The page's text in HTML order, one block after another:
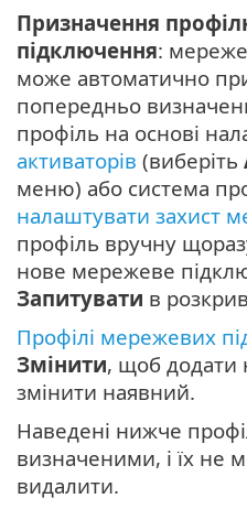
Призначення
підключення:
може автоматично
попередньо
профіль на основі
активаторів (виберіть
меню) або система
налаштувати захист
профіль вручну
нове мережеве
Запитувати в
Профілі мережевих
Змінити, щоб додати
змінити наявний.
Наведені нижче
визначеними, і їх не
видалити.